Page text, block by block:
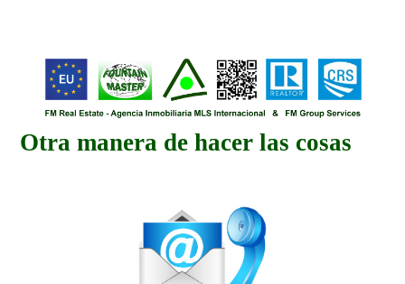
Otra manera de hacer las cosas